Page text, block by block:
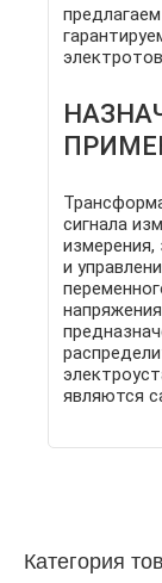
сигнала
и
являются
Категория